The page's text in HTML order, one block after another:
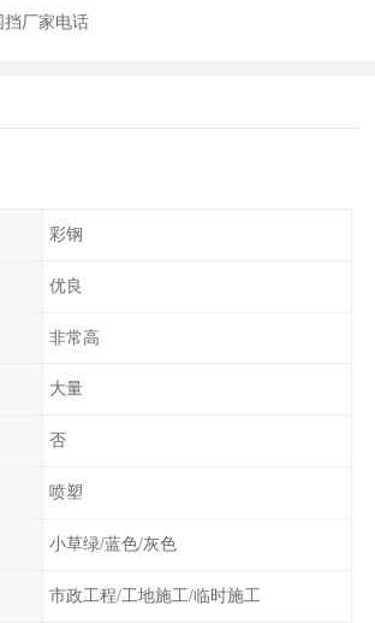
挡厂家电话
彩钢
优良
非常高
大量
否
喷塑
小草绿/蓝色/灰色
市政工程/工地施工/临时施工